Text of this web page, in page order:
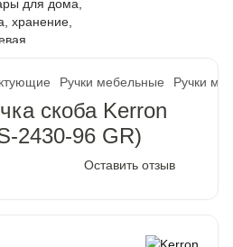
Ручки мебельные Ручки
скоба Kerron
2430-96 GR)
Оставить отзыв